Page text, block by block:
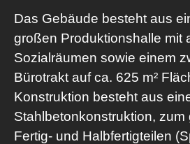
Das Gebäude besteht aus
großen Produktionshalle mit
Sozialräumen sowie einem
Bürotrakt auf ca. 625 m²
Konstruktion besteht aus
Stahlbetonkonstruktion, zum
Fertig- und Halbfertigteilen